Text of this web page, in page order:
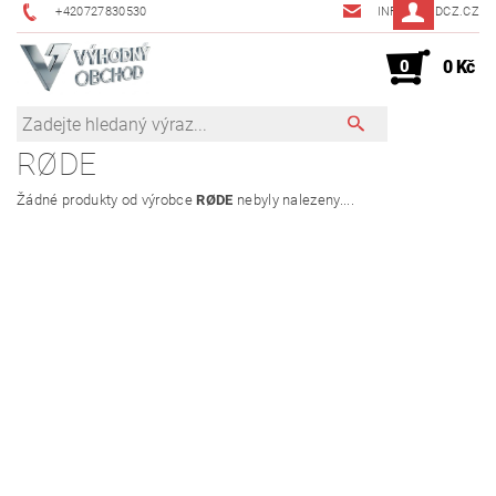
+420727830530 INFO@JMDCZ.CZ
0 0 Kč
RØDE
Žádné produkty od výrobceRØDE nebyly nalezeny....